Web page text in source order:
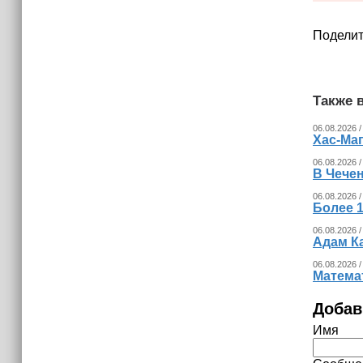
Также
06.08.2026
Хас-
06.08.2026
В
06.08.2026
Более
06.08.2026
Адам
06.08.2026
Имя